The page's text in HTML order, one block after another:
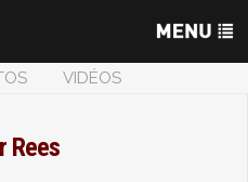
VIDÉOS
Rees